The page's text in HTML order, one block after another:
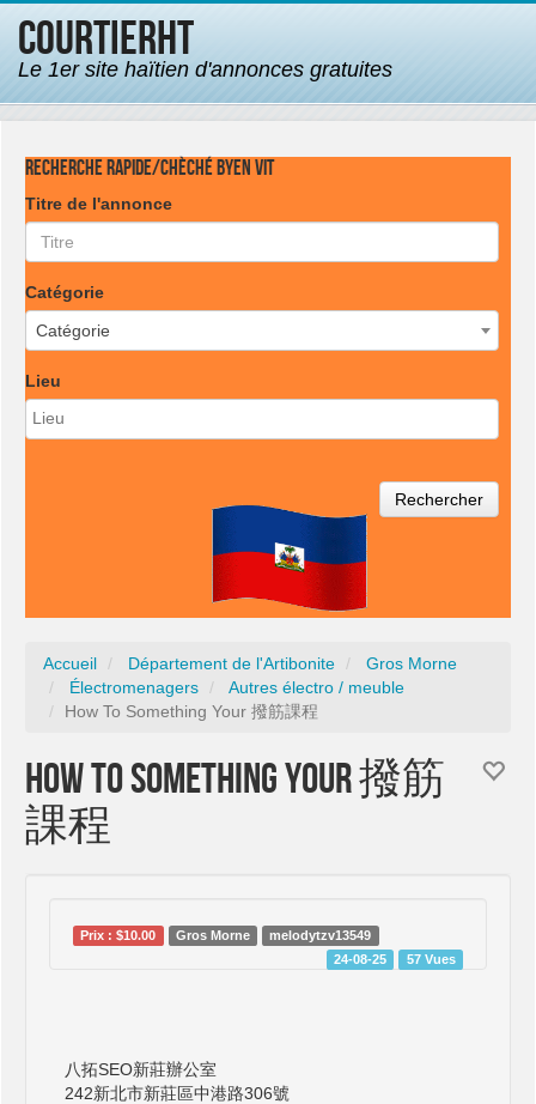
CourtierHT
Le 1er site haïtien d'annonces gratuites
Recherche rapide/Chèché byen vit
Titre de l'annonce
Catégorie
Catégorie
Lieu
Rechercher
Accueil Département de l'Artibonite
Gros Morne
Électromenagers
Autres électro / meuble
How To Something Your 撥筋課程
How To Something Your 撥筋
課程
Prix : $10.00 Gros Morne
melodytzv13549
24-08-25
57 Vues
八拓SEO新莊辦公室
242新北市新莊區中港路306號